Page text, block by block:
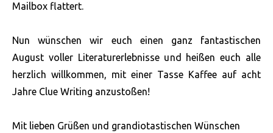
Mailbox flattert.
Nun wünschen wir euch einen ganz fantastischen
August voller Literaturerlebnisse und heißen euch alle
herzlich willkommen, mit einer Tasse Kaffee auf acht
Jahre Clue Writing anzustoßen!
Mit lieben Grüßen und grandiotastischen Wünschen